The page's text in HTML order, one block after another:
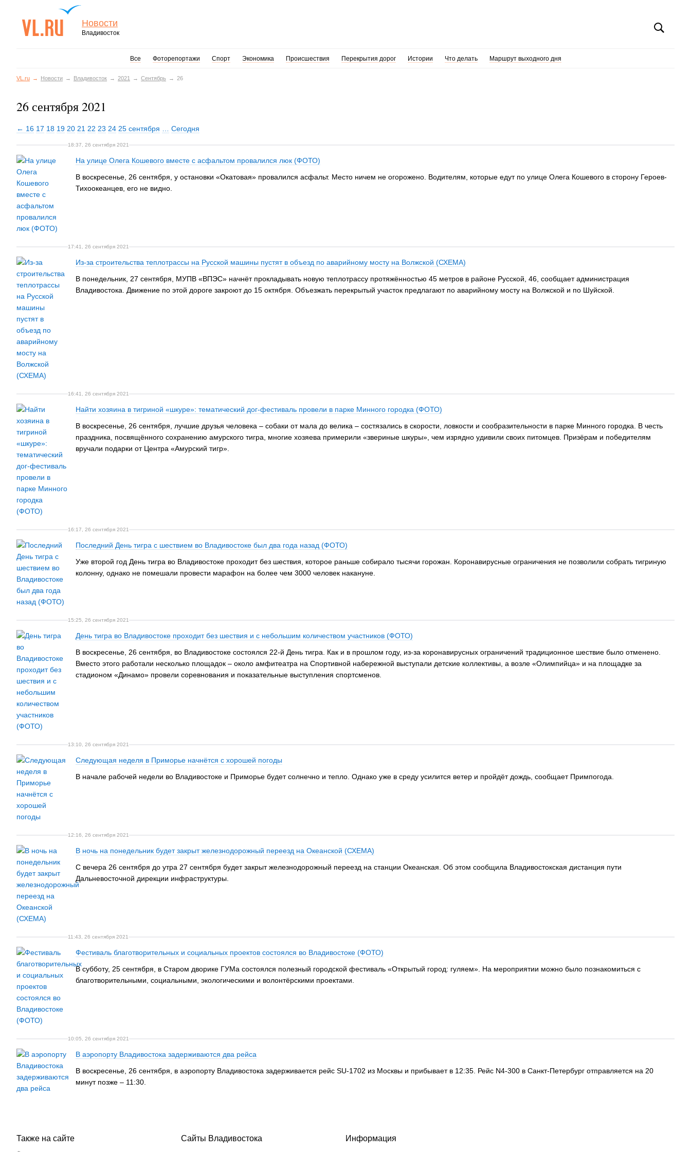
Новости
Владивосток
Все Фоторепортажи Спорт Экономика Происшествия Перекрытия дорог Истории Что делать Маршрут выходного дня
VL.ru Новости Владивосток 2021 Сентябрь 26
26 сентября 2021
← 16 17 18 19 20 21 22 23 24 25 сентября Сегодня
18:37, 26 сентября 2021
На улице Олега Кошевого вместе с асфальтом провалился люк (ФОТО)
В воскресенье, 26 сентября, у остановки «Окатовая» провалился асфальт. Место ничем не огорожено. Водителям, которые едут по улице Олега Кошевого в сторону Героев-
Тихоокеанцев, его не видно.
17:41, 26 сентября 2021
Из-за строительства теплотрассы на Русской машины пустят в объезд по аварийному мосту на Волжской (СХЕМА)
В понедельник, 27 сентября, МУПВ «ВПЭС» начнёт прокладывать новую теплотрассу протяжённостью 45 метров в районе Русской, 46, сообщает администрация
Владивостока. Движение по этой дороге закроют до 15 октября. Объезжать перекрытый участок предлагают по аварийному мосту на Волжской и по Шуйской.
16:41, 26 сентября 2021
Найти хозяина в тигриной «шкуре»: тематический дог-фестиваль провели в парке Минного городка (ФОТО)
В воскресенье, 26 сентября, лучшие друзья человека – собаки от мала до велика – состязались в скорости, ловкости и сообразительности в парке Минного городка. В честь
праздника, посвящённого сохранению амурского тигра, многие хозяева примерили «звериные шкуры», чем изрядно удивили своих питомцев. Призёрам и победителям
вручали подарки от Центра «Амурский тигр».
16:17, 26 сентября 2021
Последний День тигра с шествием во Владивостоке был два года назад (ФОТО)
Уже второй год День тигра во Владивостоке проходит без шествия, которое раньше собирало тысячи горожан. Коронавирусные ограничения не позволили собрать тигриную
колонну, однако не помешали провести марафон на более чем 3000 человек накануне.
15:25, 26 сентября 2021
День тигра во Владивостоке проходит без шествия и с небольшим количеством участников (ФОТО)
В воскресенье, 26 сентября, во Владивостоке состоялся 22-й День тигра. Как и в прошлом году, из-за коронавирусных ограничений традиционное шествие было отменено.
Вместо этого работали несколько площадок – около амфитеатра на Спортивной набережной выступали детские коллективы, а возле «Олимпийца» и на площадке за
стадионом «Динамо» провели соревнования и показательные выступления спортсменов.
13:10, 26 сентября 2021
Следующая неделя в Приморье начнётся с хорошей погоды
В начале рабочей недели во Владивостоке и Приморье будет солнечно и тепло. Однако уже в среду усилится ветер и пройдёт дождь, сообщает Примпогода.
12:16, 26 сентября 2021
В ночь на понедельник будет закрыт железнодорожный переезд на Океанской (СХЕМА)
С вечера 26 сентября до утра 27 сентября будет закрыт железнодорожный переезд на станции Океанская. Об этом сообщила Владивостокская дистанция пути
Дальневосточной дирекции инфраструктуры.
11:43, 26 сентября 2021
Фестиваль благотворительных и социальных проектов состоялся во Владивостоке (ФОТО)
В субботу, 25 сентября, в Старом дворике ГУМа состоялся полезный городской фестиваль «Открытый город: гуляем». На мероприятии можно было познакомиться с
благотворительными, социальными, экологическими и волонтёрскими проектами.
10:05, 26 сентября 2021
В аэропорту Владивостока задерживаются два рейса
В воскресенье, 26 сентября, в аэропорту Владивостока задерживается рейс SU-1702 из Москвы и прибывает в 12:35. Рейс N4-300 в Санкт-Петербург отправляется на 20
минут позже – 11:30.
Также на сайте Сайты Владивостока Информация